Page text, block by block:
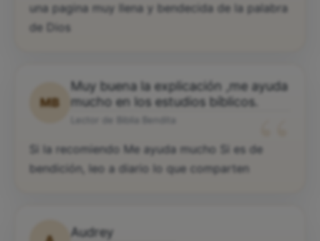
una pagina muy llena y bendecida de la palabra
de Dios
MB
Muy buena la explicación ,me ayuda
mucho en los estudios bíblicos.“
Si la recomiendo Me ayuda mucho Si es de
bendición, leo a diario lo que comparten
Audrey